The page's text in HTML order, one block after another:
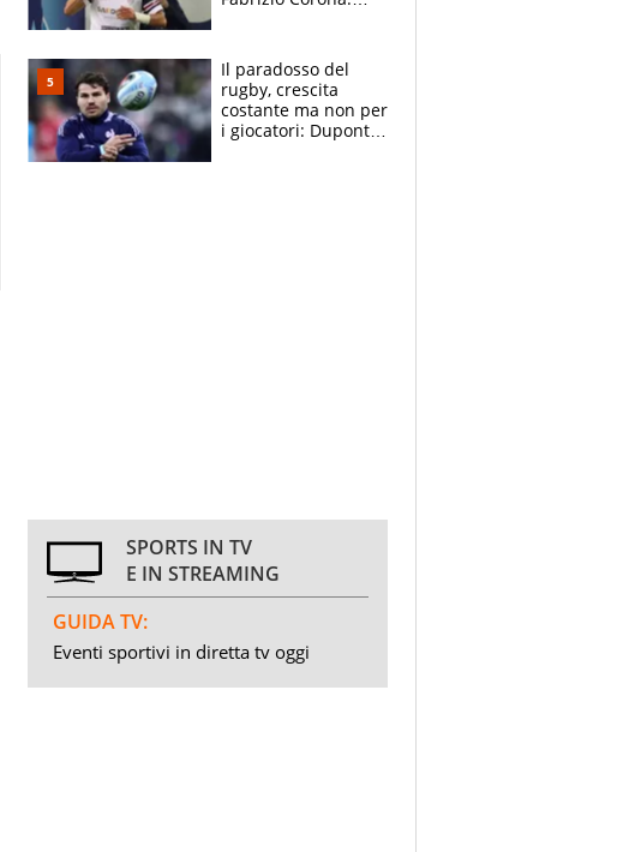
prove”
Il paradosso del
rugby, crescita
costante ma non per
i giocatori: Dupont
SPORTS IN TV
E IN STREAMING
GUIDA TV:
Eventi sportivi in diretta tv oggi